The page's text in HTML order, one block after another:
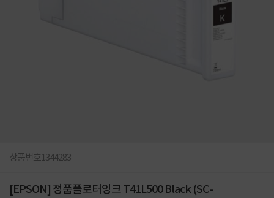
상품번호1344283
[EPSON] 정품플로터잉크 T41L500 Black (SC-